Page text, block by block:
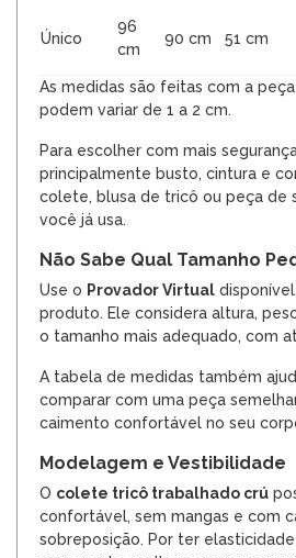
Único
96
cm
90 cm 51 cm
As medidas são feitas com a
podem variar de 1 a 2 cm.
Para escolher com mais
principalmente busto, cintura e
colete, blusa de tricô ou peça de
você já usa.
Não Sabe Qual Tamanho
Use o Provador Virtual
produto. Ele considera altura,
o tamanho mais adequado, com
A tabela de medidas também
comparar com uma peça
caimento confortável no seu
Modelagem e Vestibilidade
O colete tricô trabalhado crú
confortável, sem mangas e com
sobreposição. Por ter